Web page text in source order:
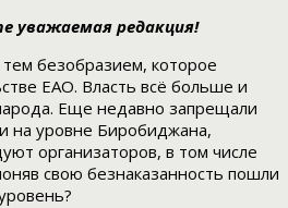
уважаемая редакция!
безобразием, которое
ЕАО. Власть всё больше и
Еще недавно запрещали
на уровне Биробиджана,
организаторов, в том числе
свою безнаказанность пошли